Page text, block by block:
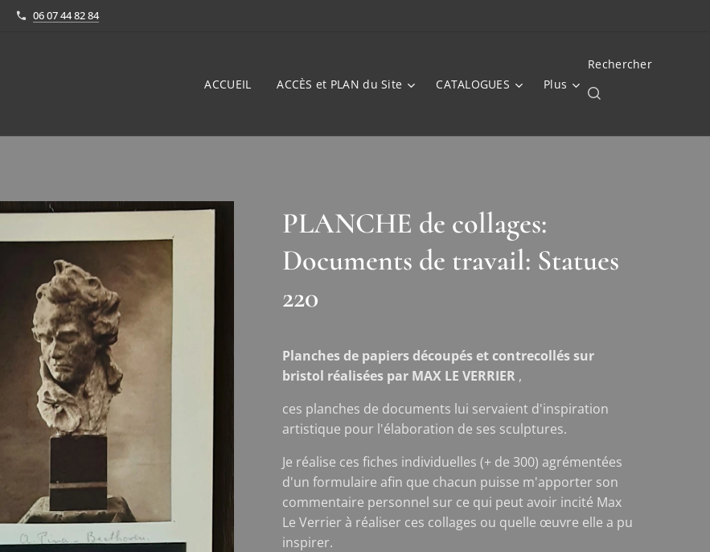
06 07 44 82 84
ACCUEIL ACCÈS et PLAN du Site CATALOGUES Plus
Rechercher
PLANCHE de collages:
Documents de travail: Statues
220
Planches de papiers découpés et contrecollés sur
bristol réalisées par MAX LE VERRIER ,
ces planches de documents lui servaient d'inspiration
artistique pour l'élaboration de ses sculptures.
Je réalise ces fiches individuelles (+ de 300) agrémentées
d'un formulaire afin que chacun puisse m'apporter son
commentaire personnel sur ce qui peut avoir incité Max
Le Verrier à réaliser ces collages ou quelle œuvre elle a pu
inspirer.